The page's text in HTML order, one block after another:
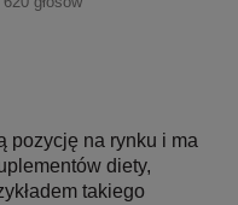
pozycję na rynku i ma
diety,
takiego